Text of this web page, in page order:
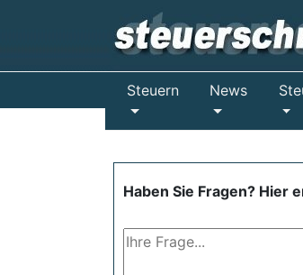
Steuern News
Haben Sie Fragen? Hier